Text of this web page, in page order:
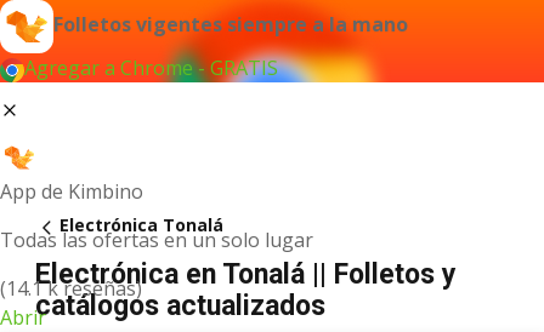
Folletos vigentes siempre a la mano
Agregar a Chrome - GRATIS
App de Kimbino
Todas las ofertas en un solo lugar
(14.1 k reseñas)
Abrir
Electrónica Tonalá
Electrónica en Tonalá || Folletos y
catálogos actualizados